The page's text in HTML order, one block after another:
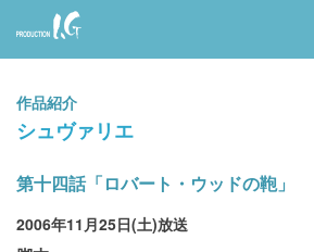
Prod
uctio
n I.G
作品紹介
シュヴァリエ
第十四話「ロバート・ウッドの鞄」
2006年11月25日(土)放送